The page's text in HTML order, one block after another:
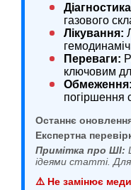
газового
Лікування:
Переваги:
ключовим
Обмеження:
погіршення
Останнє
Експертна
Примітка про ШІ:
ідеями статті.
⚠️ Не замінює